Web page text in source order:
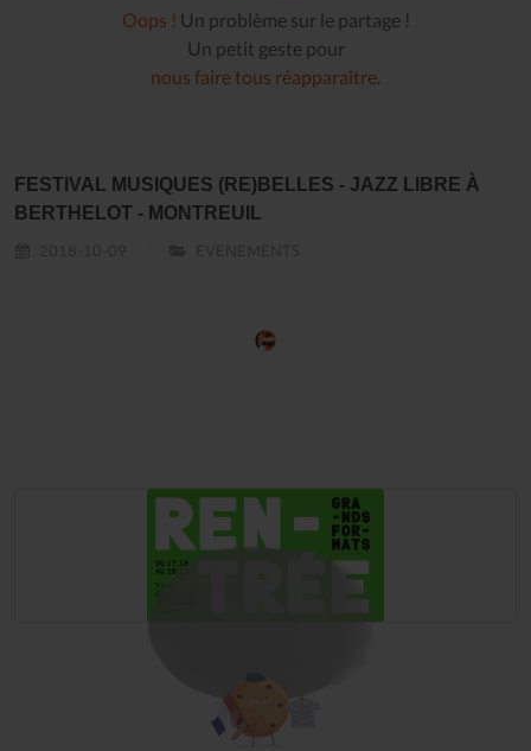
Oops ! Un problème sur le partage !
Un petit geste pour
nous faire tous réapparaître.
FESTIVAL MUSIQUES (RE)BELLES - JAZZ LIBRE À
BERTHELOT - MONTREUIL